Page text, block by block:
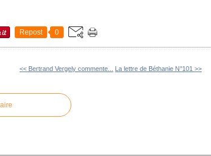
Repost 0
<< Bertrand Vergely commente... La lettre de Béthanie N°101 >>